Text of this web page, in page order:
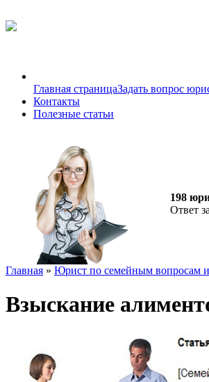
Главная страницаЗадать вопрос
Контакты
Полезные статьи
198
Ответ за
Главная » Юрист по семейным вопросам
Взыскание